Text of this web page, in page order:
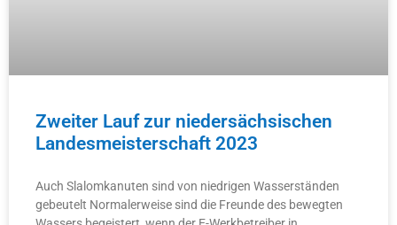
Zweiter Lauf zur niedersächsischen
Landesmeisterschaft 2023
Auch Slalomkanuten sind von niedrigen Wasserständen
gebeutelt Normalerweise sind die Freunde des bewegten